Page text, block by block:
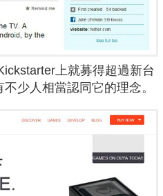
上就募得超過新台
少人相當認同它的理念。